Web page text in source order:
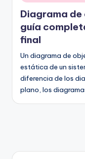
en
Diagrama
guía
final
Un diagrama de
estática de un
diferencia de los
plano, los
de